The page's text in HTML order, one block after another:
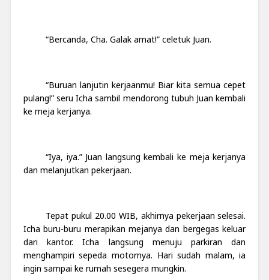
“Bercanda, Cha. Galak amat!” celetuk Juan.
“Buruan lanjutin kerjaanmu! Biar kita semua cepet
pulang!” seru Icha sambil mendorong tubuh Juan kembali
ke meja kerjanya.
“Iya, iya.” Juan langsung kembali ke meja kerjanya
dan melanjutkan pekerjaan.
Tepat pukul 20.00 WIB, akhirnya pekerjaan selesai.
Icha buru-buru merapikan mejanya dan bergegas keluar
dari kantor. Icha langsung menuju parkiran dan
menghampiri sepeda motornya. Hari sudah malam, ia
ingin sampai ke rumah sesegera mungkin.